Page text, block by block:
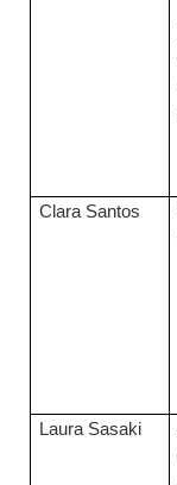
Clara Santos
Laura Sasaki